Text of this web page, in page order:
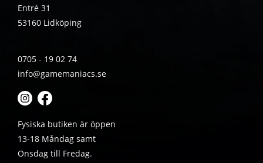
Entré 31
53160 Lidköping
0705 - 19 02 74
info@gamemaniacs.se
Fysiska butiken är öppen
13-18 Måndag samt
Onsdag till Fredag.